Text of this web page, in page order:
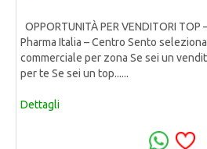
OPPORTUNITÀ PER VENDITORI
Pharma Italia – Centro Sento
commerciale per zona Se sei un
per te Se sei un top......
Dettagli